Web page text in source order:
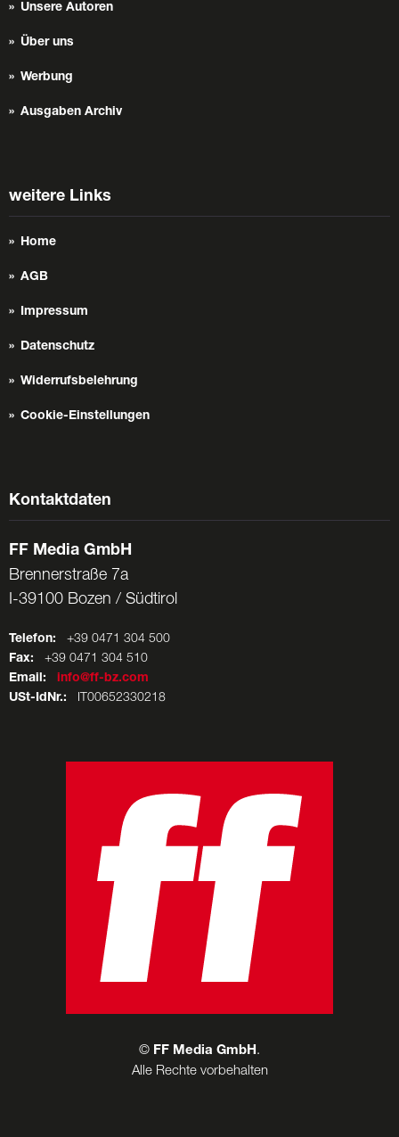
Unsere Autoren
Über uns
Werbung
Ausgaben Archiv
weitere Links
Home
AGB
Impressum
Datenschutz
Widerrufsbelehrung
Cookie-Einstellungen
Kontaktdaten
FF Media GmbH
Brennerstraße 7a
I-39100 Bozen / Südtirol
Telefon: +39 0471 304 500
Fax: +39 0471 304 510
Email:
info@ff-bz.com
USt-IdNr.: IT00652330218
© FF Media GmbH.
Alle Rechte vorbehalten